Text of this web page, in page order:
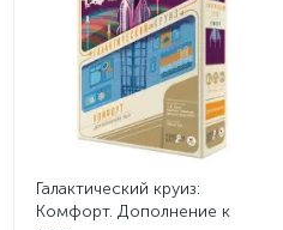
Галактический круиз:
Комфорт. Дополнение к